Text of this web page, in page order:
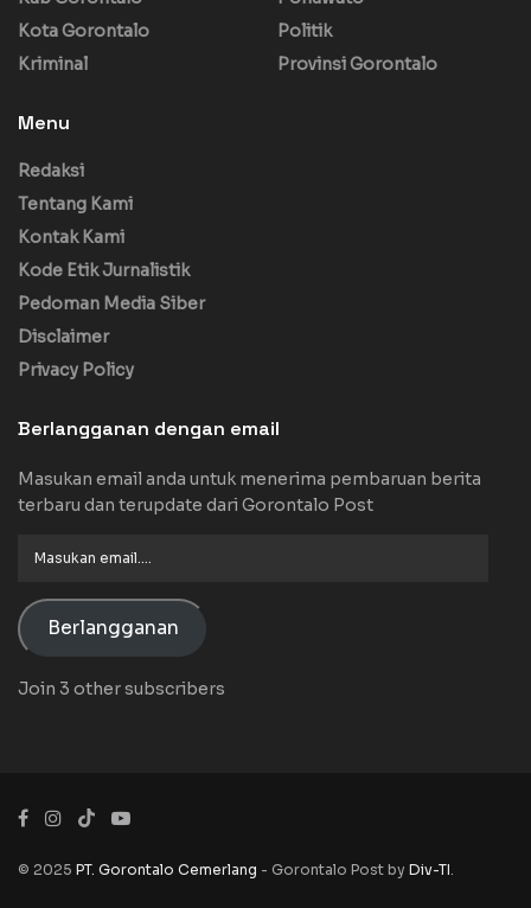
Kota Gorontalo
Kriminal
Politik
Provinsi Gorontalo
Menu
Redaksi
Tentang Kami
Kontak Kami
Kode Etik Jurnalistik
Pedoman Media Siber
Disclaimer
Privacy Policy
Berlangganan dengan email
Masukan email anda untuk menerima pembaruan berita
terbaru dan terupdate dari Gorontalo Post
Berlangganan
Join 3 other subscribers
© 2025 PT. Gorontalo Cemerlang - Gorontalo Post by Div-TI